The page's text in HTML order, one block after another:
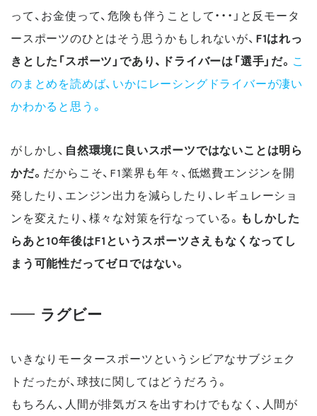
って、お金使って、危険も伴うことして・・・」と反モータ
ースポーツのひとはそう思うかもしれないが、 F1はれっ
きとした「スポーツ」であり、ドライバーは「選手」だ。 こ
のまとめを読めば、いかにレーシングドライバーが凄い
かわかると思う。
がしかし、 自然環境に良いスポーツではないことは明ら
かだ。 だからこそ、F1業界も年々、低燃費エンジンを開
発したり、エンジン出力を減らしたり、レギュレーショ
ンを変えたり、様々な対策を行なっている。 もしかした
らあと10年後はF1というスポーツさえもなくなってし
まう可能性だってゼロではない。
ラグビー
いきなりモータースポーツというシビアなサブジェク
トだったが、球技に関してはどうだろう。
もちろん、人間が排気ガスを出すわけでもなく、人間が